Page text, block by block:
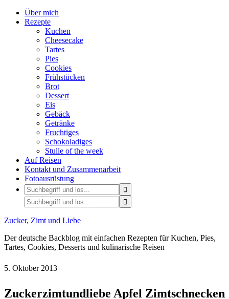
Über mich
Rezepte
Kuchen
Cheesecake
Tartes
Pies
Cookies
Frühstücken
Brot
Dessert
Eis
Gebäck
Getränke
Fruchtiges
Schokoladiges
Stulle of the week
Auf Reisen
Kontakt und Zusammenarbeit
Fotoausrüstung
Zucker, Zimt und Liebe
Der deutsche Backblog mit einfachen Rezepten für Kuchen, Pies,
Tartes, Cookies, Desserts und kulinarische Reisen
5. Oktober 2013
Zuckerzimtundliebe Apfel Zimtschnecken